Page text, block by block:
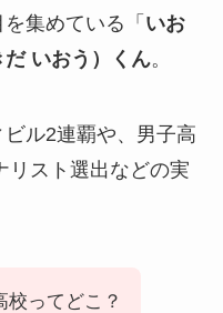
集めている「 いお
いおう）くん。
ル2連覇や、男子高
リスト選出などの実
校ってどこ？